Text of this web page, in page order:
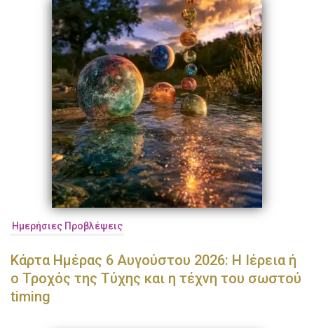
Ημερήσιες Προβλέψεις
Κάρτα Ημέρας 6 Αυγούστου 2026: Η Ιέρεια ή
ο Τροχός της Τύχης και η τέχνη του σωστού
timing